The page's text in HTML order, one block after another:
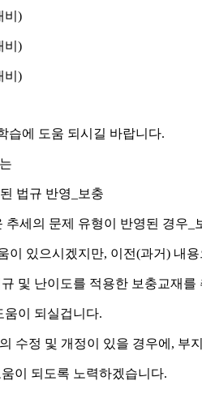
)
)
)
습에 도움 되시길 바랍니다.
법규 반영 보충
추세의 문제 유형이 반영된 경우
이 있으시겠지만, 이전(과거) 내
및 난이도를 적용한 보충교재를
이 되실겁니다.
수정 및 개정이 있을 경우에, 부
이 되도록 노력하겠습니다.